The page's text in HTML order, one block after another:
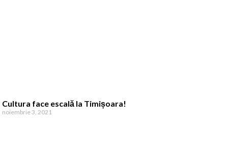
Cultura face escală la Timișoara!
noiembrie 3, 2021